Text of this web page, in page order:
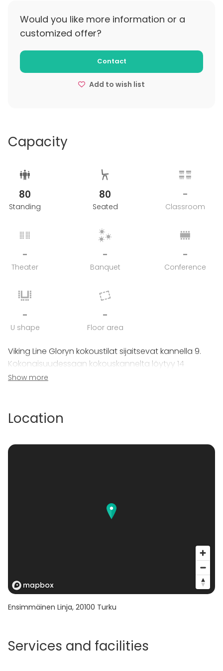
Tapahtuman jälkeen asiakkaat pääsevät
ravintoloista, loisteliaasta spa-osastosta sekä
moderneista hyteistä. Kysy lisää ja järjestä takuulla
mieleenpainuva tapahtuma Itämeren
Would you like more information or a
customized offer?
Contact
Add to wish list
Capacity
80
Standing
80
Seated
-
Classroom
-
Theater
-
Banquet
-
Conference
-
U shape
-
Floor area
Viking Line Gloryn kokoustilat sijaitsevat kannella 9.
Kokonaisuudessaan kokouskannelta löytyy 14
erikokoista ja erilaisiin tilaisuuksiin soveltuvaa tilaa,
Show more
Location
Ensimmäinen Linja, 20100 Turku
Services and facilities